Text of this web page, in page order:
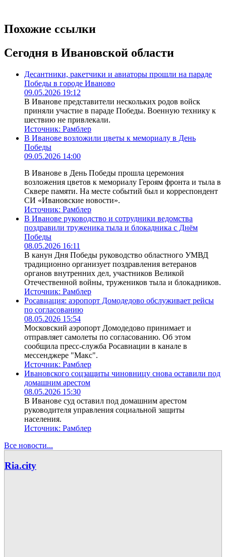
Похожие ссылки
Сегодня в Ивановской области
Десантники, ракетчики и авиаторы прошли на параде
Победы в городе Иваново
09.05.2026 19:12
В Иванове представители нескольких родов войск
приняли участие в параде Победы. Военную технику к
шествию не привлекали.
Источник: Рамблер
В Иванове возложили цветы к мемориалу в День
Победы
09.05.2026 14:00
В Иванове в День Победы прошла церемония
возложения цветов к мемориалу Героям фронта и тыла в
Сквере памяти. На месте событий был и корреспондент
СИ «Ивановские новости».
Источник: Рамблер
В Иванове руководство и сотрудники ведомства
поздравили труженика тыла и блокадника с Днём
Победы
08.05.2026 16:11
В канун Дня Победы руководство областного УМВД
традиционно организует поздравления ветеранов
органов внутренних дел, участников Великой
Отечественной войны, тружеников тыла и блокадников.
Источник: Рамблер
Росавиация: аэропорт Домодедово обслуживает рейсы
по согласованию
08.05.2026 15:54
Московский аэропорт Домодедово принимает и
отправляет самолеты по согласованию. Об этом
сообщила пресс-служба Росавиации в канале в
мессенджере "Макс".
Источник: Рамблер
Ивановского соцзащиты чиновницу снова оставили под
домашним арестом
08.05.2026 15:30
В Иванове суд оставил под домашним арестом
руководителя управления социальной защиты
населения.
Источник: Рамблер
Все новости...
Ria.city